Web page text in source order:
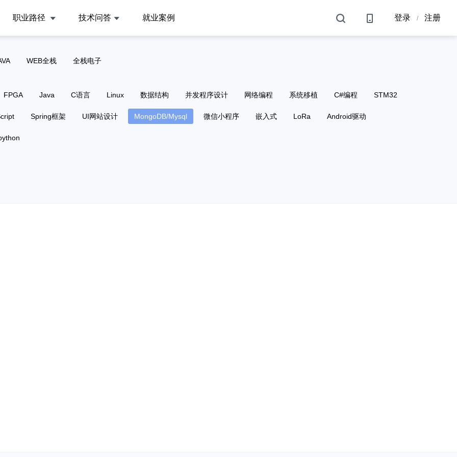
职业路径 技术问答 就业案例 登录 / 注册
WEB全栈 全栈电子
FPGA Java C语言 Linux 数据结构 并发程序设计 网络编程 系统移植 C#编程 STM32
Spring框架 UI网站设计 MongoDB/Mysql 微信小程序 嵌入式 LoRa Android驱动